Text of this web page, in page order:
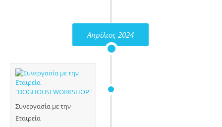
Απρίλιος 2024
Συνεργασία με την
Εταιρεία